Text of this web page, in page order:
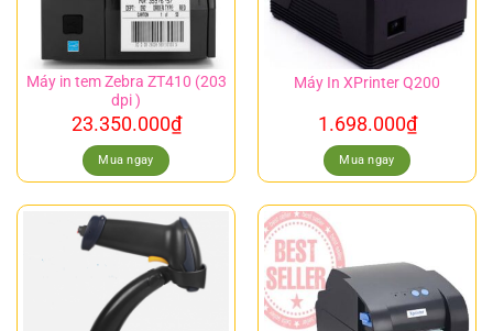
Máy in tem Zebra ZT410 (203
dpi )
23.350.000₫
Mua ngay
Máy In XPrinter Q200
1.698.000₫
Mua ngay